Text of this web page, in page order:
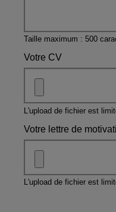
Taille maximum : 500
Votre CV
L'upload de fichier est
Votre lettre de
L'upload de fichier est